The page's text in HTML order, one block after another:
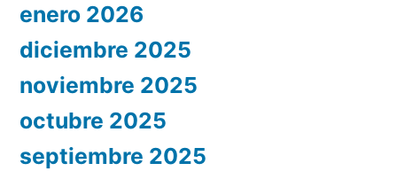
enero 2026
diciembre 2025
noviembre 2025
octubre 2025
septiembre 2025